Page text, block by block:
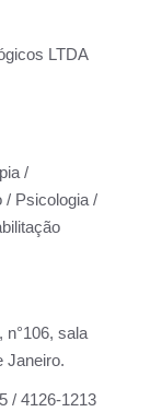
LTDA
/
/ Psicologia /
n°106, sala
Janeiro.
/ 4126-1213